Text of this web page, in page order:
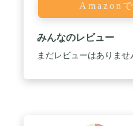
Amazon
みんなのレビュー
まだレビューはありませ